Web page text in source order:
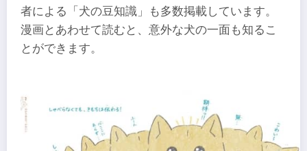
者による「犬の豆知識」も多数掲載しています。
漫画とあわせて読むと、意外な犬の一面も知るこ
とができます。